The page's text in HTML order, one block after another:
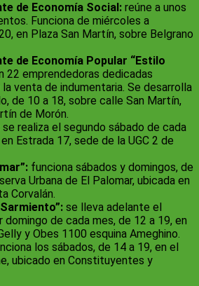
de Economía Social: reúne a unos
Funciona de miércoles a
en Plaza San Martín, sobre Belgrano
de Economía Popular “Estilo
22 emprendedoras dedicadas
venta de indumentaria. Se desarrolla
de 10 a 18, sobre calle San Martín,
de Morón.
se realiza el segundo sábado de cada
Estrada 17, sede de la UGC 2 de
funciona sábados y domingos, de
Urbana de El Palomar, ubicada en
Corvalán.
se lleva adelante el
de cada mes, de 12 a 19, en
y Obes 1100 esquina Ameghino.
los sábados, de 14 a 19, en el
ubicado en Constituyentes y